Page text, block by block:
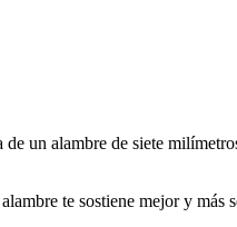
un alambre de siete
te sostiene mejor y más